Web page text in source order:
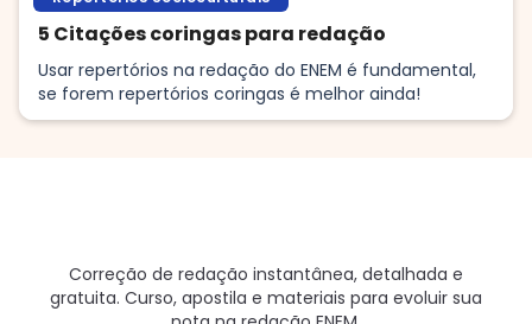
5 Citações coringas para redação
Usar repertórios na redação do ENEM é fundamental,
se forem repertórios coringas é melhor ainda!
Correção de redação instantânea, detalhada e
gratuita. Curso, apostila e materiais para evoluir sua